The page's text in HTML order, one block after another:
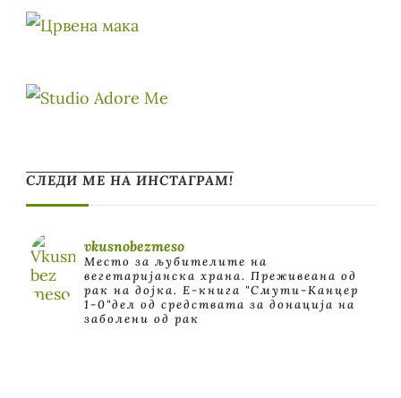
СЛЕДИ МЕ НА ИНСТАГРАМ!
vkusnobezmeso
Место за љубителите на
вегетаријанска храна. Преживеана од
рак на дојка. E-книга "Смути-Канцер
1-0"дел од средствата за донација на
заболени од рак